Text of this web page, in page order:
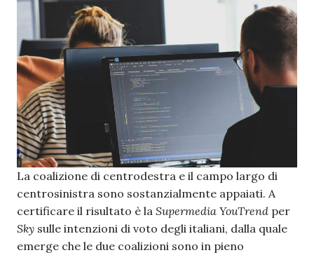
La coalizione di centrodestra e il campo largo di
centrosinistra sono sostanzialmente appaiati. A
certificare il risultato è la Supermedia YouTrend per
Sky sulle intenzioni di voto degli italiani, dalla quale
emerge che le due coalizioni sono in pieno